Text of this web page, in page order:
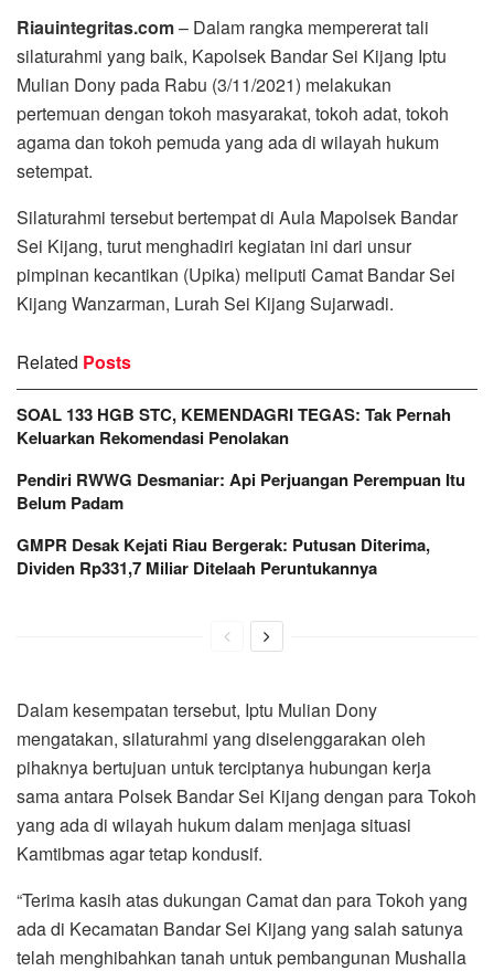
Riauintegritas.com– Dalam rangka mempererat tali
silaturahmi yang baik, Kapolsek Bandar Sei Kijang Iptu
Mulian Dony pada Rabu (3/11/2021) melakukan
pertemuan dengan tokoh masyarakat, tokoh adat, tokoh
agama dan tokoh pemuda yang ada di wilayah hukum
setempat.
Silaturahmi tersebut bertempat di Aula Mapolsek Bandar
Sei Kijang, turut menghadiri kegiatan ini dari unsur
pimpinan kecantikan (Upika) meliputi Camat Bandar Sei
Kijang Wanzarman, Lurah Sei Kijang Sujarwadi.
Related Posts
SOAL 133 HGB STC, KEMENDAGRI TEGAS: Tak Pernah
Keluarkan Rekomendasi Penolakan
Pendiri RWWG Desmaniar: Api Perjuangan Perempuan Itu
Belum Padam
GMPR Desak Kejati Riau Bergerak: Putusan Diterima,
Dividen Rp331,7 Miliar Ditelaah Peruntukannya
Dalam kesempatan tersebut, Iptu Mulian Dony
mengatakan, silaturahmi yang diselenggarakan oleh
pihaknya bertujuan untuk terciptanya hubungan kerja
sama antara Polsek Bandar Sei Kijang dengan para Tokoh
yang ada di wilayah hukum dalam menjaga situasi
Kamtibmas agar tetap kondusif.
“Terima kasih atas dukungan Camat dan para Tokoh yang
ada di Kecamatan Bandar Sei Kijang yang salah satunya
telah menghibahkan tanah untuk pembangunan Mushalla